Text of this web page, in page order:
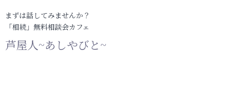
まずは話してみませんか？
「相続」無料相談会カフェ
芦屋人~あしやびと~